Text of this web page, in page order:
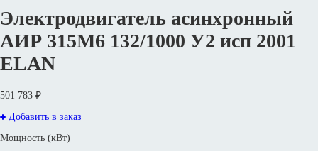
Электродвигатель асинхронный
АИР 315М6 132/1000 У2 исп 2001
ELAN
501 783 ₽
Добавить в заказ
Мощность (кВт)